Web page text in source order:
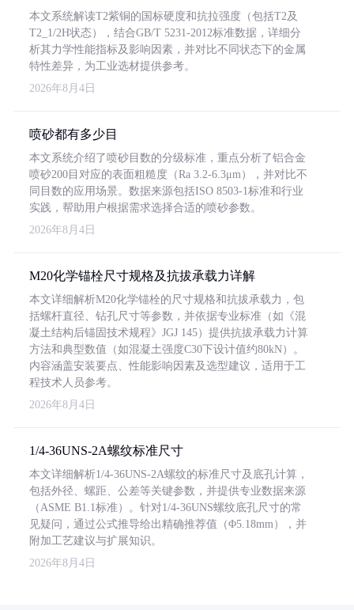
本文系统解读T2紫铜的国标硬度和抗拉强度（包括T2及
T2_1/2H状态），结合GB/T 5231-2012标准数据，详细分
析其力学性能指标及影响因素，并对比不同状态下的金属
特性差异，为工业选材提供参考。
2026年8月4日
喷砂都有多少目
本文系统介绍了喷砂目数的分级标准，重点分析了铝合金
喷砂200目对应的表面粗糙度（Ra 3.2-6.3μm），并对比不
同目数的应用场景。数据来源包括ISO 8503-1标准和行业
实践，帮助用户根据需求选择合适的喷砂参数。
2026年8月4日
M20化学锚栓尺寸规格及抗拔承载力详解
本文详细解析M20化学锚栓的尺寸规格和抗拔承载力，包
括螺杆直径、钻孔尺寸等参数，并依据专业标准（如《混
凝土结构后锚固技术规程》JGJ 145）提供抗拔承载力计算
方法和典型数值（如混凝土强度C30下设计值约80kN）。
内容涵盖安装要点、性能影响因素及选型建议，适用于工
程技术人员参考。
2026年8月4日
1/4-36UNS-2A螺纹标准尺寸
本文详细解析1/4-36UNS-2A螺纹的标准尺寸及底孔计算，
包括外径、螺距、公差等关键参数，并提供专业数据来源
（ASME B1.1标准）。针对1/4-36UNS螺纹底孔尺寸的常
见疑问，通过公式推导给出精确推荐值（Φ5.18mm），并
附加工艺建议与扩展知识。
2026年8月4日